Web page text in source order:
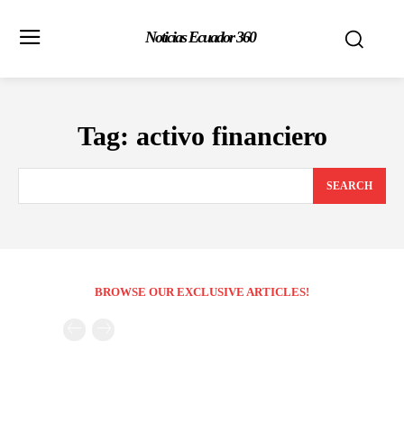
Noticias Ecuador 360
Tag: activo financiero
SEARCH
BROWSE OUR EXCLUSIVE ARTICLES!